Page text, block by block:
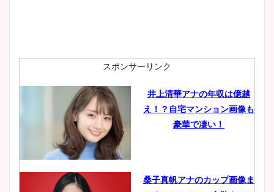
スポンサーリンク
井上清華アナの年収は億越
え！？自宅マンション画像も
豪華で凄い！
桑子真帆アナのカップ画像ま